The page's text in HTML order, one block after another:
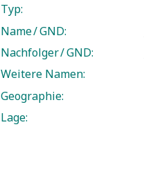
Typ:
Name / GND:
Nachfolger / GND:
Weitere Namen:
Geographie:
Lage: